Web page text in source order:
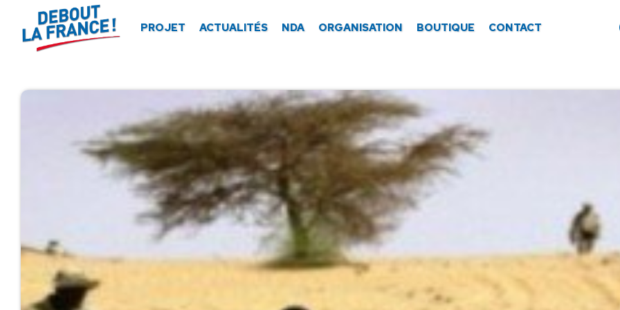
PROJET ACTUALITÉS NDA ORGANISATION BOUTIQUE CONTACT
Panneau de gestion des cookies